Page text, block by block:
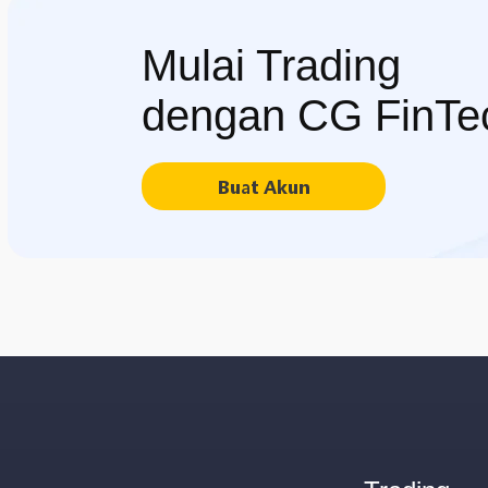
Mulai Trading
dengan CG
Buat Akun